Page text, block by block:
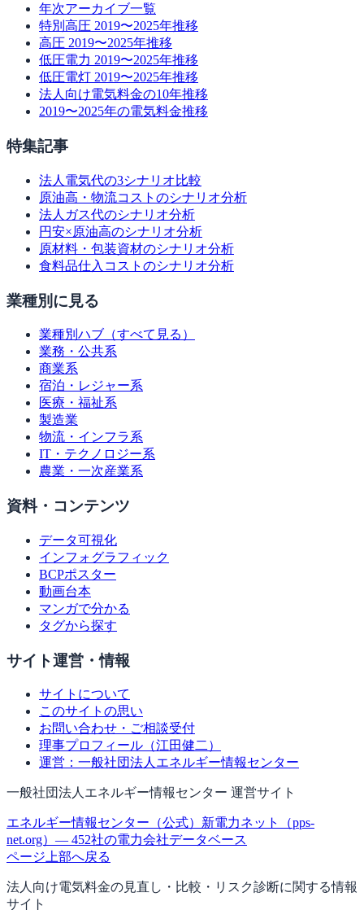
年次アーカイブ一覧
特別高圧 2019〜2025年推移
高圧 2019〜2025年推移
低圧電力 2019〜2025年推移
低圧電灯 2019〜2025年推移
法人向け電気料金の10年推移
2019〜2025年の電気料金推移
特集記事
法人電気代の3シナリオ比較
原油高・物流コストのシナリオ分析
法人ガス代のシナリオ分析
円安×原油高のシナリオ分析
原材料・包装資材のシナリオ分析
食料品仕入コストのシナリオ分析
業種別に見る
業種別ハブ（すべて見る）
業務・公共系
商業系
宿泊・レジャー系
医療・福祉系
製造業
物流・インフラ系
IT・テクノロジー系
農業・一次産業系
資料・コンテンツ
データ可視化
インフォグラフィック
BCPポスター
動画台本
マンガで分かる
タグから探す
サイト運営・情報
サイトについて
このサイトの思い
お問い合わせ・ご相談受付
理事プロフィール（江田健二）
運営：一般社団法人エネルギー情報センター
一般社団法人エネルギー情報センター 運営サイト
エネルギー情報センター（公式） 新電力ネット（pps-
net.org）— 452社の電力会社データベース
ページ上部へ戻る
法人向け電気料金の見直し・比較・リスク診断に関する情報
サイト